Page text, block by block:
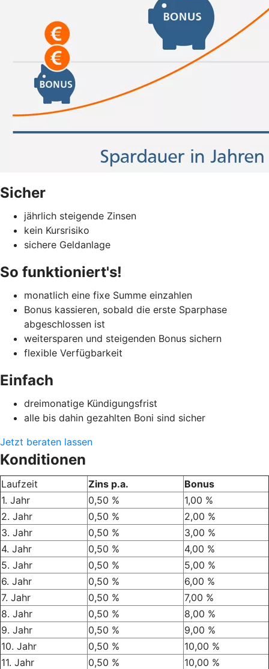
Sicher
jährlich steigende Zinsen
kein Kursrisiko
sichere Geldanlage
So funktioniert's!
monatlich eine fixe Summe einzahlen
Bonus kassieren, sobald die erste Sparphase
abgeschlossen ist
weitersparen und steigenden Bonus sichern
flexible Verfügbarkeit
Einfach
dreimonatige Kündigungsfrist
alle bis dahin gezahlten Boni sind sicher
Jetzt beraten lassen
Konditionen
Laufzeit Zins p.a.
Bonus
1. Jahr
0,50 %
1,00 %
2. Jahr
0,50 %
2,00 %
3. Jahr
0,50 %
3,00 %
4. Jahr
0,50 %
4,00 %
5. Jahr
0,50 %
5,00 %
6. Jahr
0,50 %
6,00 %
7. Jahr
0,50 %
7,00 %
8. Jahr
0,50 %
8,00 %
9. Jahr
0,50 %
9,00 %
10. Jahr
0,50 %
10,00 %
11. Jahr
0,50 %
10,00 %